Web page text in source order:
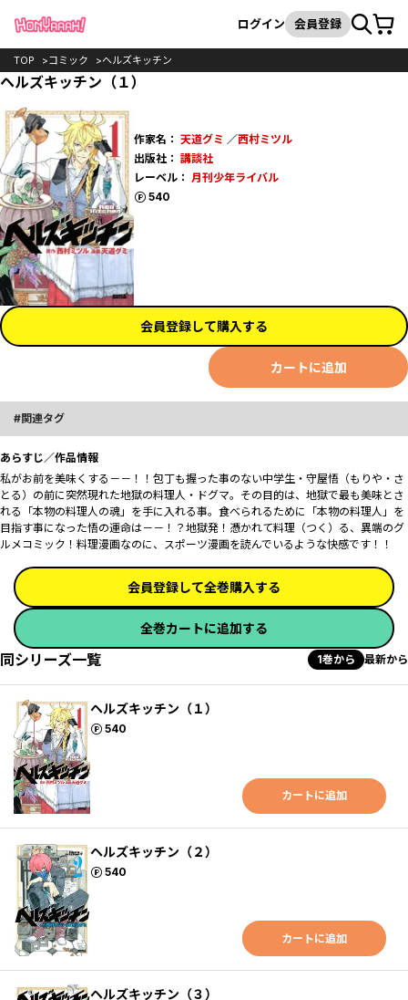
検索
ログイン 会員登録カート
TOP コミック ヘルズキッチン
ヘルズキッチン（１）
作家名： 天道グミ ／西村ミツル
出版社： 講談社
レーベル： 月刊少年ライバル
540
ポイント
会員登録して購入する
カートに追加
関連タグ
あらすじ／作品情報
私がお前を美味くする－－！！包丁も握った事のない中学生・守屋悟（もりや・さ
とる）の前に突然現れた地獄の料理人・ドグマ。その目的は、地獄で最も美味とさ
れる「本物の料理人の魂」を手に入れる事。食べられるために「本物の料理人」を
目指す事になった悟の運命は－－！？地獄発！憑かれて料理（つく）る、異端のグ
ルメコミック！料理漫画なのに、スポーツ漫画を読んでいるような快感です！！
会員登録して全巻購入する
全巻カートに追加する
同シリーズ一覧 1巻から 最新から
ヘルズキッチン（１）
540
ポイント
カートに追加
ヘルズキッチン（２）
540
ポイント
カートに追加
ヘルズキッチン（３）